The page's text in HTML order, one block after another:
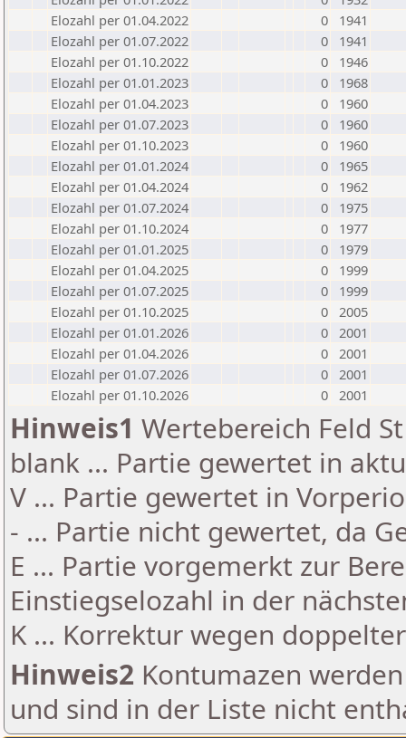
Elozahl per 01.04.2022
0
1941
Elozahl per 01.07.2022
0
1941
Elozahl per 01.10.2022
0
1946
Elozahl per 01.01.2023
0
1968
Elozahl per 01.04.2023
0
1960
Elozahl per 01.07.2023
0
1960
Elozahl per 01.10.2023
0
1960
Elozahl per 01.01.2024
0
1965
Elozahl per 01.04.2024
0
1962
Elozahl per 01.07.2024
0
1975
Elozahl per 01.10.2024
0
1977
Elozahl per 01.01.2025
0
1979
Elozahl per 01.04.2025
0
1999
Elozahl per 01.07.2025
0
1999
Elozahl per 01.10.2025
0 2005
Elozahl per 01.01.2026
0 2001
Elozahl per 01.04.2026
0 2001
Elozahl per 01.07.2026
0 2001
Elozahl per 01.10.2026
0 2001
Hinweis1 Wertebereich Feld
blank ... Partie gewertet in
V ... Partie gewertet in
- ... Partie nicht gewertet, da
E ... Partie vorgemerkt zur
Einstiegselozahl in der
K ... Korrektur wegen
Hinweis2 Kontumazen
und sind in der Liste nicht